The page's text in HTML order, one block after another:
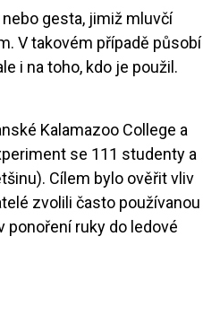
gesta, jimiž mluvčí
V takovém případě působí
i na toho, kdo je použil.
Kalamazoo College a
se 111 studenty a
Cílem bylo ověřit vliv
zvolili často používanou
ponoření ruky do ledové